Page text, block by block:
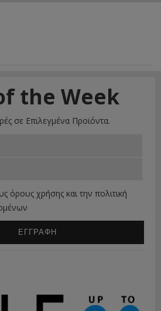
the Week
σε Επιλεγμένα Προϊόντα.
όρους χρήσης και την πολιτική
ΕΓΓΡΑΦΗ